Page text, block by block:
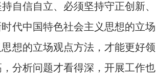
自信自立、必须坚持守正创新、
代中国特色社会主义思想的立场
想的立场观点方法，才能更好领
分析问题才看得深，开展工作也